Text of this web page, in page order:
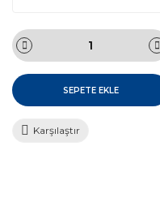
SEPETE EKLE
Karşılaştır